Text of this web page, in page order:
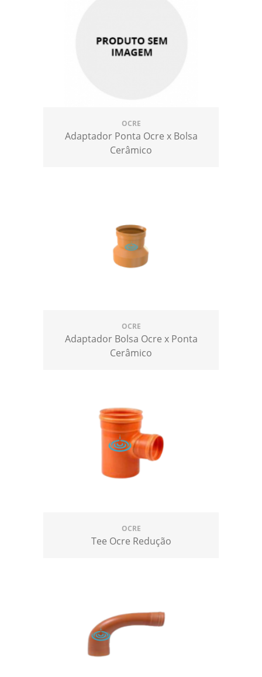
OCRE
Adaptador Ponta Ocre x Bolsa
Cerâmico
OCRE
Adaptador Bolsa Ocre x Ponta
Cerâmico
OCRE
Tee Ocre Redução